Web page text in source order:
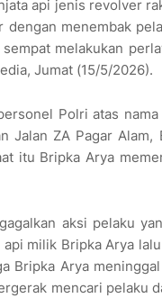
api jenis revolver
menembak
melakukan
Jumat (15/5/2026).
Polri atas
Jalan ZA Pagar Alam,
itu Bripka Arya
aksi pelaku
milik Bripka Arya
Bripka Arya
mencari pelaku